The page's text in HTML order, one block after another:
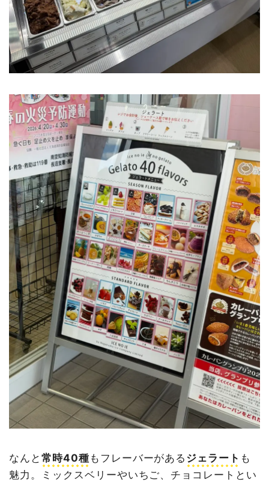
なんと 常時40種 もフレーバーがある ジェラート も
魅力。ミックスベリーやいちご、チョコレートとい